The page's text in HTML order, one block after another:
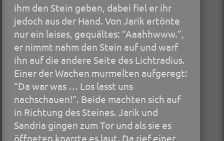
ihm den Stein geben, dabei fiel er ihr
jedoch aus der Hand. Von Jarik ertönte
nur ein leises, gequältes: “Aaahhwww.”,
er nimmt nahm den Stein auf und warf
ihn auf die andere Seite des Lichtradius.
Einer der Wachen murmelten aufgeregt:
“Da war was … Los lasst uns
nachschauen!”. Beide machten sich auf
in Richtung des Steines. Jarik und
Sandria gingen zum Tor und als sie es
öffneten knarrte es laut. Da rief einer